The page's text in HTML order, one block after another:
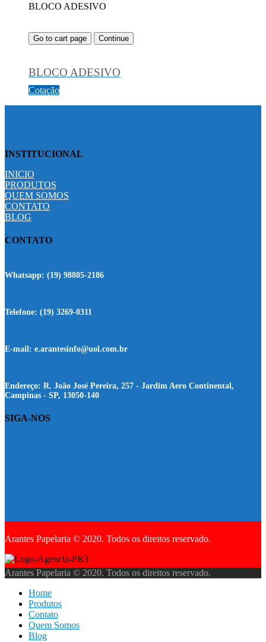
BLOCO ADESIVO
Go to cart page Continue
BLOCO ADESIVO
Cotação
INSTITUCIONAL
INICIO
PRODUTOS
QUEM SOMOS
CONTATO
BLOG
CONTATO
Whatsapp: (19) 98805-2186
Telefone: (19) 3269-0311
E-mail: e.arantesinfo@uol.com.br
Endereço: R. João José Pereira, 257 - Jardim Aero Continental,
Campinas - SP, 13050-140
SIGA-NOS
Arantes Papelaria © 2020. Todos os direitos reservado.
Arantes Papelaria © 2020. Todos os direitos reservado.
Home
Produtos
Contato
Quem Somos
Blog